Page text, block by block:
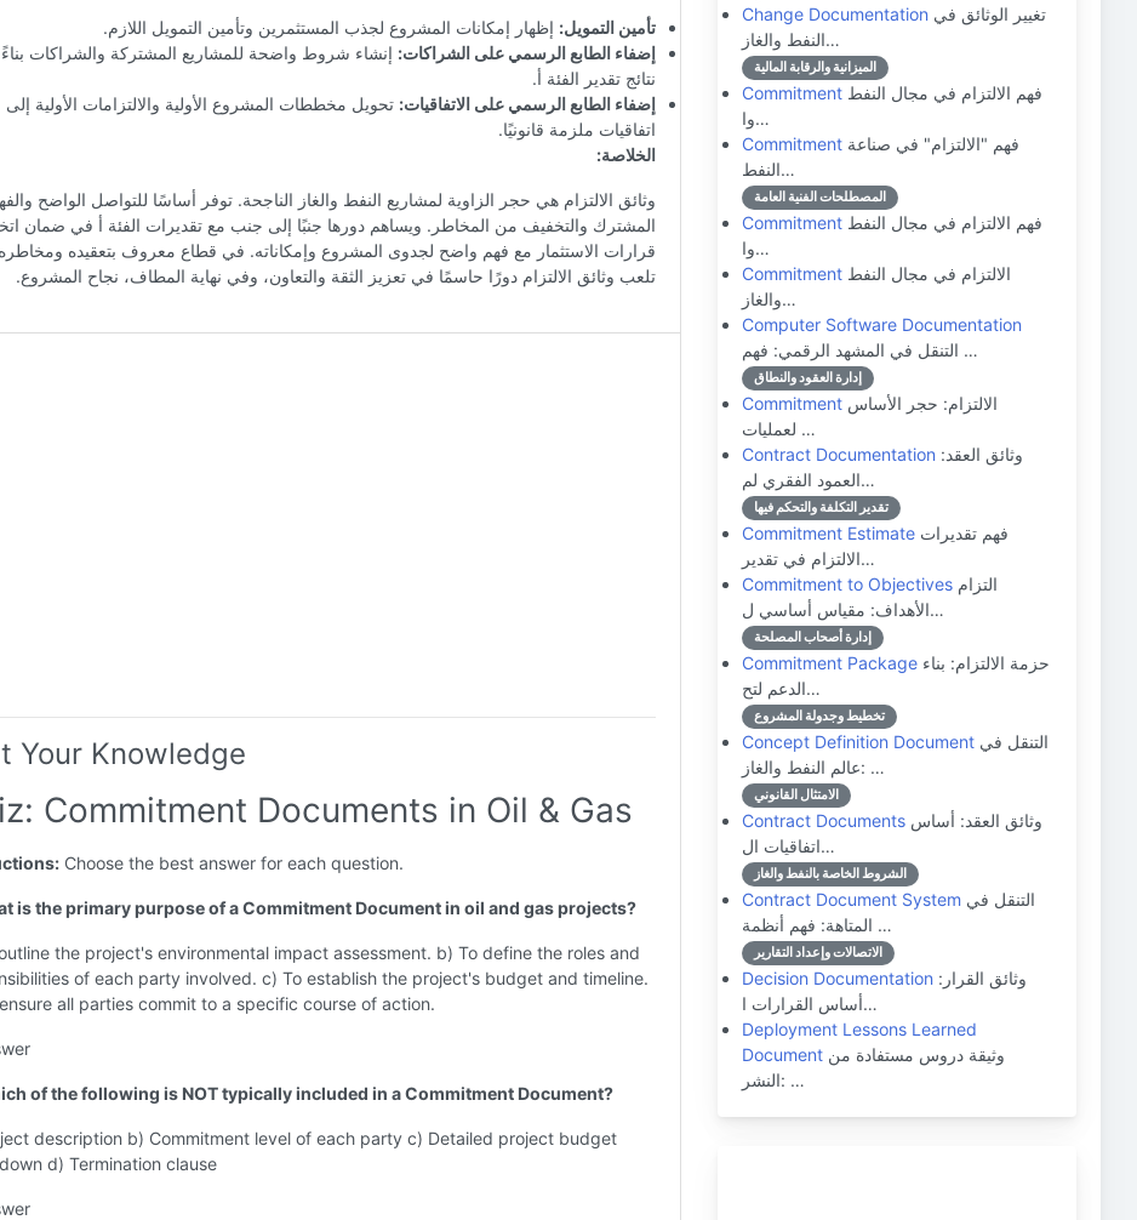
تأمين التمويل: إظهار إمكانات المشروع لجذب المستثمرين وتأمين التمويل اللازم.
إضفاء الطابع الرسمي على الشراكات: إنشاء شروط واضحة للمشاريع المشتركة والشراكات
نتائج تقدير الفئة أ.
إضفاء الطابع الرسمي على الاتفاقيات: تحويل مخططات المشروع الأولية والالتزامات الأولية إلى
اتفاقيات ملزمة قانونيًا.
الخلاصة:
وثائق الالتزام هي حجر الزاوية لمشاريع النفط والغاز الناجحة. توفر أساسًا للتواصل الواضح
المشترك والتخفيف من المخاطر. ويساهم دورها جنبًا إلى جنب مع تقديرات الفئة أ في ضمان
قرارات الاستثمار مع فهم واضح لجدوى المشروع وإمكاناته. في قطاع معروف بتعقيده
تلعب وثائق الالتزام دورًا حاسمًا في تعزيز الثقة والتعاون، وفي نهاية المطاف، نجاح المشروع.
Your Knowledge
Commitment Documents in Oil & Gas
Choose the best answer for each question.
is the primary purpose of a Commitment Document in oil and gas projects?
the project's environmental impact assessment. b) To define the roles and
of each party involved. c) To establish the project's budget and timeline.
all parties commit to a specific course of action.
of the following is NOT typically included in a Commitment Document?
description b) Commitment level of each party c) Detailed project budget
d) Termination clause
Change Documentation
النفط والغاز…
الميزانية والرقابة المالية
Commitment
وا…
Commitment
النفط…
المصطلحات الفنية العامة
Commitment
وا…
Commitment
والغاز…
Computer Software Documentation
التنقل في المشهد الرقمي: فهم …
إدارة العقود والنطاق
Commitment
لعمليات …
Contract Documentation
العمود الفقري لم…
تقدير التكلفة والتحكم فيها
Commitment Estimate
الالتزام في تقدير…
Commitment to Objectives
الأهداف: مقياس أساسي ل…
إدارة أصحاب المصلحة
Commitment Package
الدعم لتح…
تخطيط وجدولة المشروع
Concept Definition Document
عالم النفط والغاز: …
الامتثال القانوني
Contract Documents
اتفاقيات ال…
الشروط الخاصة بالنفط والغاز
Contract Document System
المتاهة: فهم أنظمة …
الاتصالات وإعداد التقارير
Decision Documentation
أساس القرارات ا…
Deployment Lessons Learned
Document
النشر: …